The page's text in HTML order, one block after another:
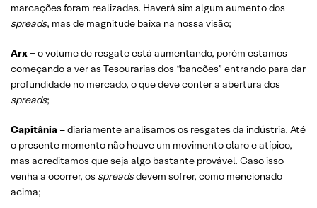
marcações foram realizadas. Haverá sim algum aumento dos
spreads, mas de magnitude baixa na nossa visão;
Arx –o volume de resgate está aumentando, porém estamos
começando a ver as Tesourarias dos “bancões” entrando para dar
profundidade no mercado, o que deve conter a abertura dos
spreads;
Capitânia – diariamente analisamos os resgates da indústria. Até
o presente momento não houve um movimento claro e atípico,
mas acreditamos que seja algo bastante provável. Caso isso
venha a ocorrer, os spreadsdevem sofrer, como mencionado
acima;